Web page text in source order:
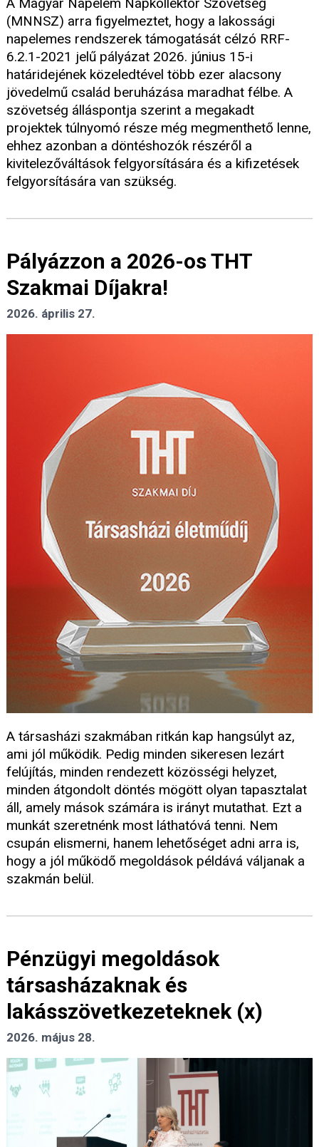
(MNNSZ) arra figyelmeztet, hogy a lakossági
napelemes rendszerek támogatását célzó RRF-
6.2.1-2021 jelű pályázat 2026. június 15-i
határidejének közeledtével több ezer alacsony
jövedelmű család beruházása maradhat félbe. A
szövetség álláspontja szerint a megakadt
projektek túlnyomó része még megmenthető lenne,
ehhez azonban a döntéshozók részéről a
kivitelezőváltások felgyorsítására és a kifizetések
felgyorsítására van szükség.
Pályázzon a 2026-os THT
Szakmai Díjakra!
2026. április 27.
A társasházi szakmában ritkán kap hangsúlyt az,
ami jól működik. Pedig minden sikeresen lezárt
felújítás, minden rendezett közösségi helyzet,
minden átgondolt döntés mögött olyan tapasztalat
áll, amely mások számára is irányt mutathat. Ezt a
munkát szeretnénk most láthatóvá tenni. Nem
csupán elismerni, hanem lehetőséget adni arra is,
hogy a jól működő megoldások példává váljanak a
szakmán belül.
Pénzügyi megoldások
társasházaknak és
lakásszövetkezeteknek (x)
2026. május 28.